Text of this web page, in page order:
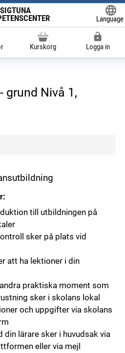
SIGTUNA
Language
Kurskorg Logga in
grund Nivå 1,
till utbildningen på
sker på plats vid
att ha lektioner i din
praktiska moment som
sker i skolans lokal
och uppgifter via skolans
din lärare sker i huvudsak via
eller via mejl